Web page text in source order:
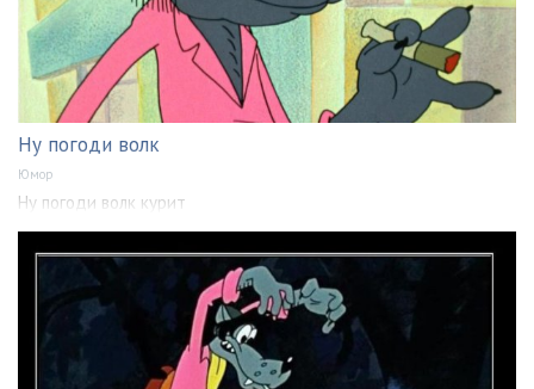
Ну погоди волк
Юмор
Ну погоди волк курит